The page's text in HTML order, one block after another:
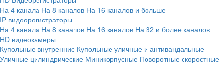
На 4 канала На 8 каналов На 16 каналов и больше
IP видеорегистраторы
На 4 канала На 8 каналов На 16 каналов На 32 и более каналов
HD видеокамеры
Купольные внутренние Купольные уличные и антивандальные
Уличные цилиндрические Миникорпусные Поворотные скоростные